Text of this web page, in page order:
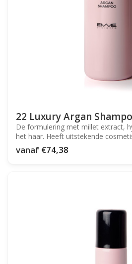
22 Luxury Argan
De formulering met millet extract,
het haar. Heeft uitstekende
vanaf €74,38